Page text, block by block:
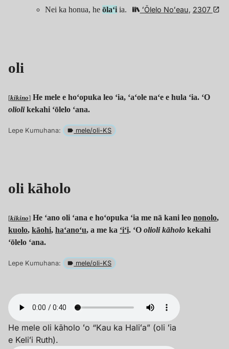
Nei ka honua, he ōlaʻi ia. ʻŌlelo Noʻeau, 2307
oli
[kikino] He mele e hoʻopuka leo ʻia, ʻaʻole naʻe e hula ʻia. ʻO
oliolikekahi ʻōlelo ʻana.
Lepe Kumuhana: mele/oli-KS
oli kāholo
[kikino] He ʻano oli ʻana e hoʻopuka ʻia me nā kani leo nonolo,
kuolo, kāohi, haʻanoʻu, a me ka ʻiʻi. ʻO olioli kāholo kekahi
ʻōlelo ʻana.
Lepe Kumuhana: mele/oli-KS
He mele oli kāholo ʻo “Kau ka Haliʻa” (oli ʻia
e Keliʻi Ruth).